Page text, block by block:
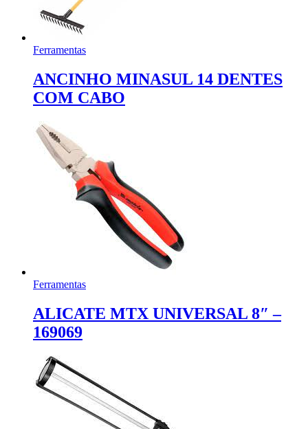
Ferramentas
ANCINHO MINASUL 14 DENTES
COM CABO
Ferramentas
ALICATE MTX UNIVERSAL 8″ –
169069